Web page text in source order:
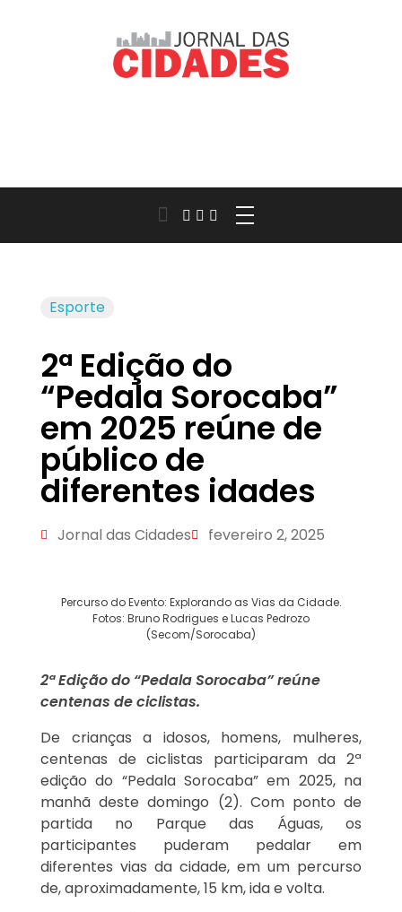
Esporte
2ª Edição do
“Pedala Sorocaba”
em 2025 reúne de
público de
diferentes idades
Jornal das Cidades fevereiro 2, 2025
Percurso do Evento: Explorando as Vias da Cidade.
Fotos: Bruno Rodrigues e Lucas Pedrozo
(Secom/Sorocaba)
2ª Edição do “Pedala Sorocaba” reúne
centenas de ciclistas.
De crianças a idosos, homens, mulheres,
centenas de ciclistas participaram da 2ª
edição do “Pedala Sorocaba” em 2025, na
manhã deste domingo (2). Com ponto de
partida no Parque das Águas, os
participantes puderam pedalar em
diferentes vias da cidade, em um percurso
de, aproximadamente, 15 km, ida e volta.